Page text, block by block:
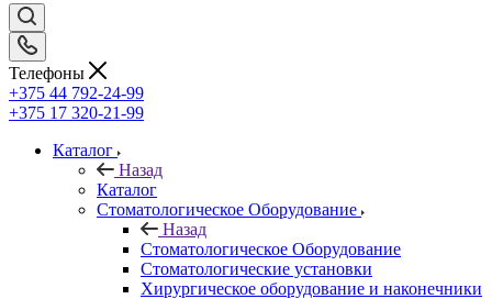
Телефоны
+375 44 792-24-99
+375 17 320-21-99
Каталог
Назад
Каталог
Стоматологическое Оборудование
Назад
Стоматологическое Оборудование
Стоматологические установки
Хирургическое оборудование и наконечники